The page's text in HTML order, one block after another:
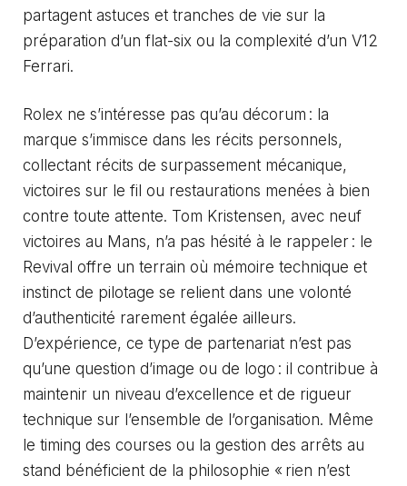
partagent astuces et tranches de vie sur la
préparation d’un flat-six ou la complexité d’un V12
Ferrari.
Rolex ne s’intéresse pas qu’au décorum : la
marque s’immisce dans les récits personnels,
collectant récits de surpassement mécanique,
victoires sur le fil ou restaurations menées à bien
contre toute attente. Tom Kristensen, avec neuf
victoires au Mans, n’a pas hésité à le rappeler : le
Revival offre un terrain où mémoire technique et
instinct de pilotage se relient dans une volonté
d’authenticité rarement égalée ailleurs.
D’expérience, ce type de partenariat n’est pas
qu’une question d’image ou de logo : il contribue à
maintenir un niveau d’excellence et de rigueur
technique sur l’ensemble de l’organisation. Même
le timing des courses ou la gestion des arrêts au
stand bénéficient de la philosophie « rien n’est